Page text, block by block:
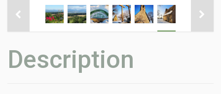
Description